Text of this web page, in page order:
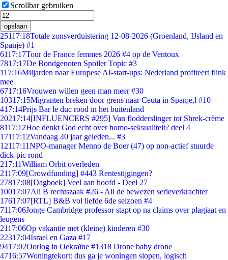
Scrollbar gebruiken
opslaan
25117:18Totale zonsverduistering 12-08-2026 (Groenland, IJsland en
Spanje) #1
6117:17Tour de France femmes 2026 #4 op de Ventoux
7817:17De Bondgenoten Spoiler Topic #3
117:16Miljarden naar Europese AI-start-ups: Nederland profiteert flink
mee
6717:16Vrouwen willen geen man meer #30
10317:15Migranten breken door grens naar Ceuta in Spanje,l #10
417:14Prijs Bar le duc rood in het buitenland
20217:14[INFLUENCERS #295] Van flodderslinger tot Shrek-crème
8117:12Hoe denkt God echt over homo-seksualiteit? deel 4
17117:12Vandaag 40 jaar geleden... #3
12117:11NPO-manager Menno de Boer (47) op non-actief stuurde
dick-pic rond
217:11William Orbit overleden
2117:09[Crowdfunding] #443 Rentestijgingen?
27817:08[Dagboek] Veel aan hoofd - Deel 27
10017:07Ali B rechtszaak #26 - Ali de bewezen serieverkrachter
17617:07[RTL] B&B vol liefde 6de seizoen #4
7117:06Jonge Cambridge professor stapt op na claims over plagiaat en
leugens
2117:06Op vakantie met (kleine) kinderen #30
22317:04Israel en Gaza #17
9417:02Oorlog in Oekraïne #1318 Drone baby drone
4716:57Woningtekort: dus ga je woningen slopen, logisch